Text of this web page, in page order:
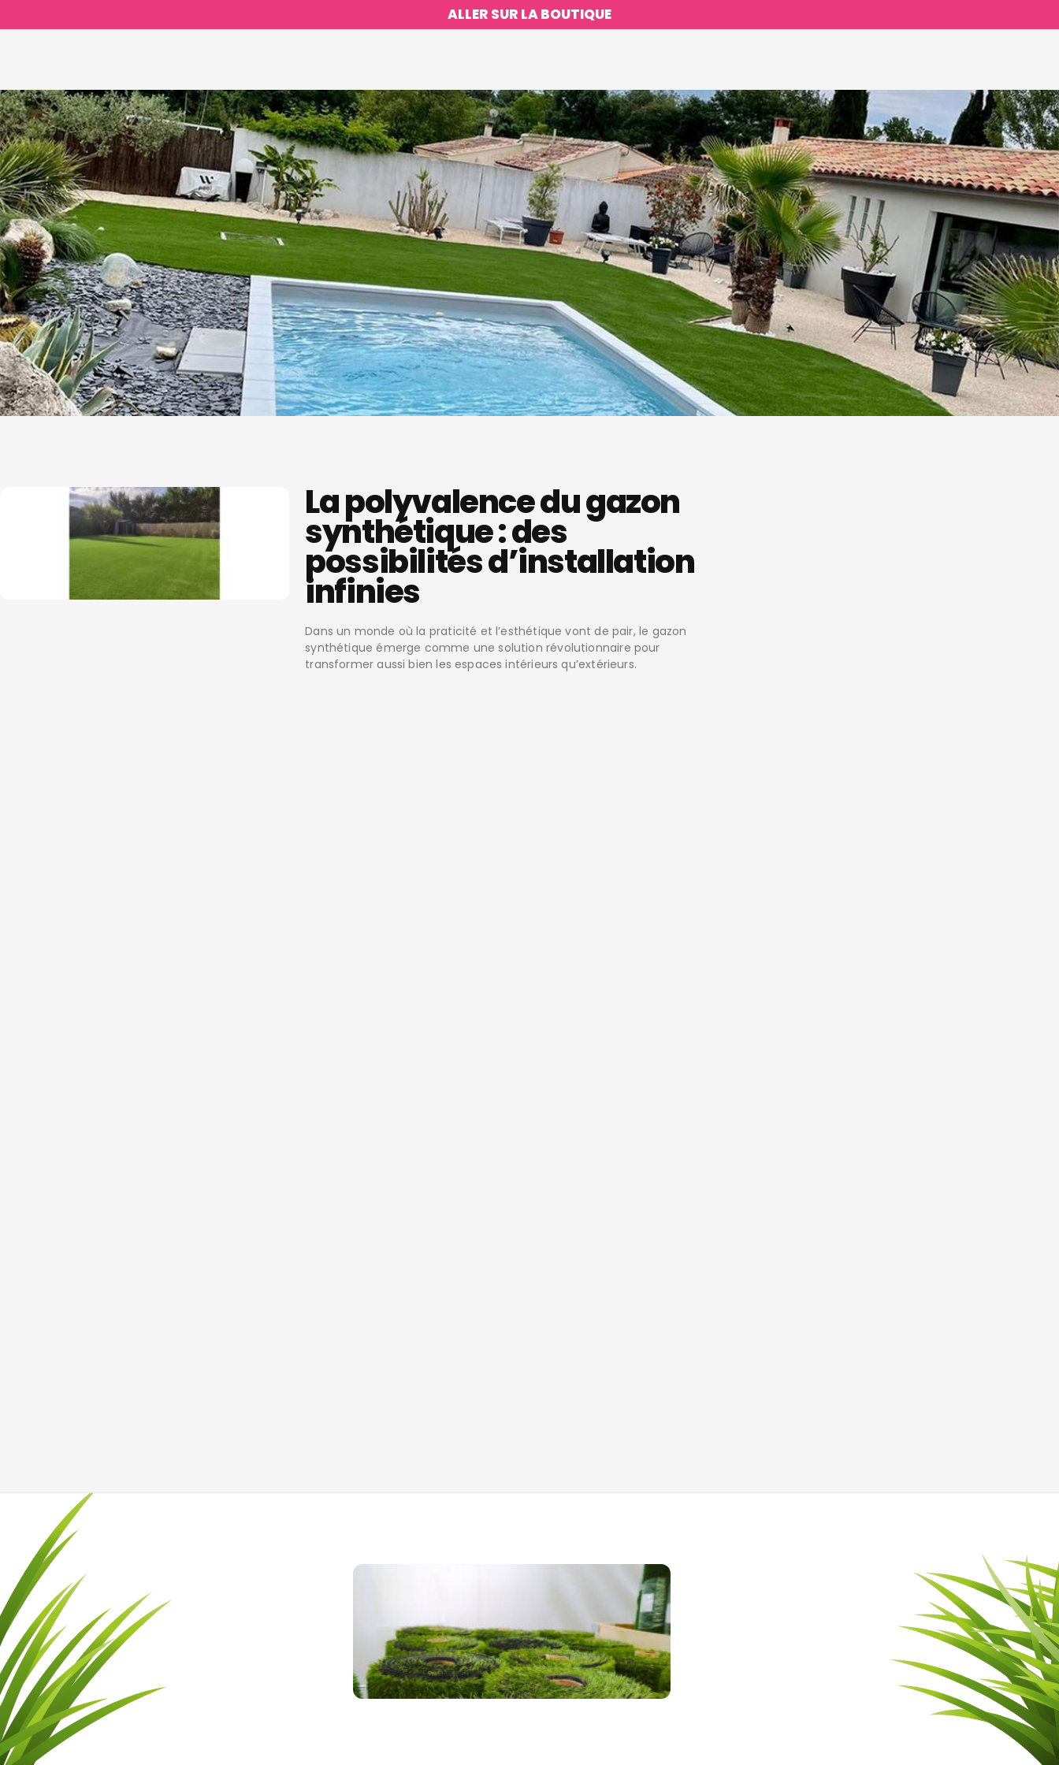
ALLER SUR LA BOUTIQUE
La polyvalence du gazon
synthétique : des
possibilités d’installation
infinies
Dans un monde où la praticité et l’esthétique vont de pair, le gazon
synthétique émerge comme une solution révolutionnaire pour
transformer aussi bien les espaces intérieurs qu’extérieurs.